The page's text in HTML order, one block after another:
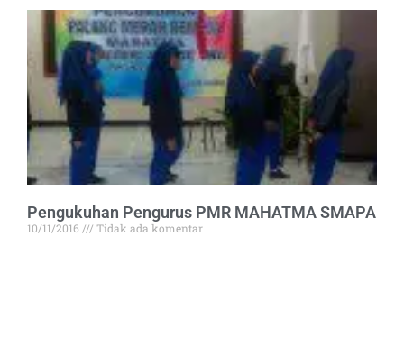
Pengukuhan Pengurus PMR MAHATMA SMAPA
10/11/2016
Tidak ada komentar